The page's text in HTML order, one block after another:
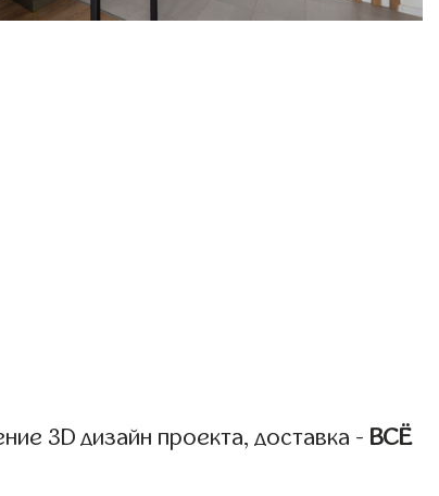
3D дизайн проекта, доставка - ВСЁ